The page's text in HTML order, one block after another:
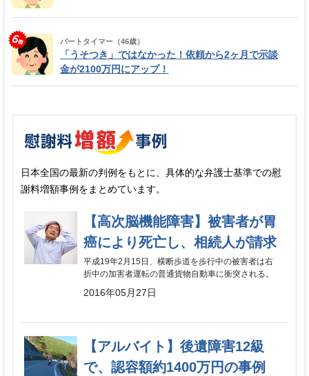
パートタイマー（46歳）
「うそつき」ではなかった！依頼から2ヶ月で示談
金が2100万円にアップ！
日本全国の最新の判例をもとに、具体的な弁護士基準での慰
謝料増額事例をまとめています。
【高次脳機能障害】被害者が胃
癌により死亡し、相続人が請求
平成19年2月15日、横断歩道を歩行中の被害者は右
折中の加害者運転の普通貨物自動車に衝突される。
2016年05月27日
【アルバイト】後遺障害12級
で、認容額約1400万円の事例